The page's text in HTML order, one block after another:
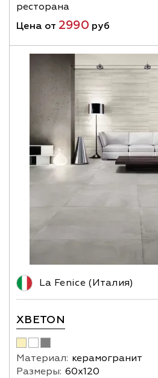
ресторана
Цена от 2990 руб
La Fenice (Италия)
XBETON
Материал: керамогранит
Размеры: 60х120